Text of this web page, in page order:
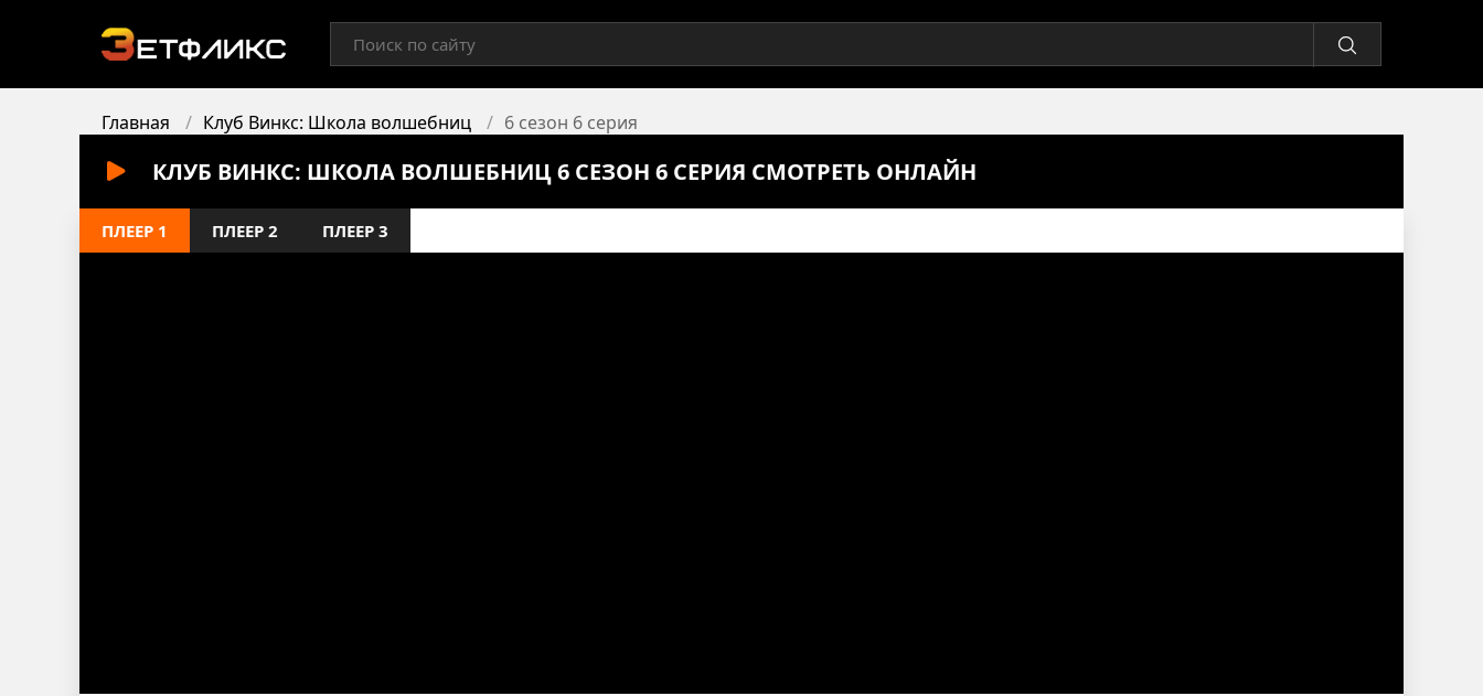
Главная Клуб Винкс: Школа волшебниц 6 сезон 6 серия
КЛУБ ВИНКС: ШКОЛА ВОЛШЕБНИЦ 6 СЕЗОН 6 СЕРИЯ СМОТРЕТЬ ОНЛАЙН
ПЛЕЕР 1 ПЛЕЕР 2 ПЛЕЕР 3